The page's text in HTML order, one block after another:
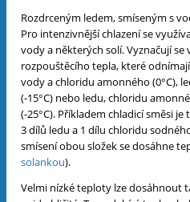
Rozdrceným ledem, smíseným s
Pro intenzivnější chlazení se
vody a některých solí. Vyznačují
rozpouštěcího tepla, které
vody a chloridu amonného (0°C),
(-15°C) nebo ledu, chloridu
(-25°C). Příkladem chladicí směsi
3 dílů ledu a 1 dílu chloridu
smísení obou složek se dosáhne
solankou).
Velmi nízké teploty lze dosáhnout